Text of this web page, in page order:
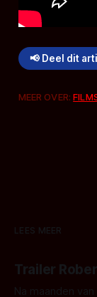
📢 Deel dit
MEER OVER:
LEES MEER
Trailer
Na maanden